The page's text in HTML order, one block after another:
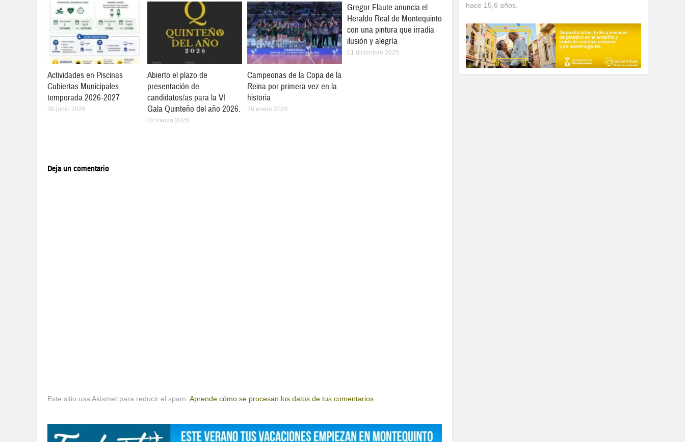
Actividades en Piscinas
Cubiertas Municipales
temporada 2026-2027
30 junio 2026
Abierto el plazo de
presentación de
candidatos/as para la VI
Gala Quinteño del año 2026.
02 marzo 2026
Campeonas de la Copa de la
Reina por primera vez en la
historia
26 enero 2026
Gregor Flaute anuncia el
Heraldo Real de Montequinto
con una pintura que irradia
ilusión y alegría
01 diciembre 2025
Deja un comentario
Este sitio usa Akismet para reducir el spam. Aprende cómo se procesan los datos de tus comentarios.
hace 15,6 años.